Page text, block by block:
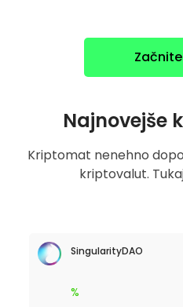
Najnovejše
Kriptomat nenehno
kriptovalut.
SingularityDAO
%